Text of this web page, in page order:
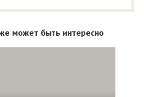
может быть интересно